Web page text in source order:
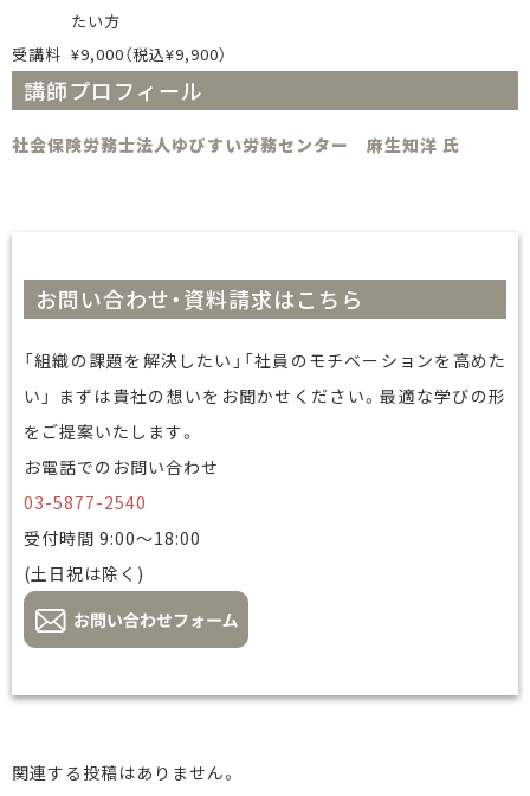
たい方
受講料 ¥9,000（税込¥9,900）
講師プロフィール
社会保険労務士法人ゆびすい労務センター 麻生知洋 氏
お問い合わせ・資料請求はこちら
「組織の課題を解決したい」「社員のモチベーションを高めた
い」 まずは貴社の想いをお聞かせください。最適な学びの形
をご提案いたします。
お電話でのお問い合わせ
03-5877-2540
受付時間 9:00～18:00
(土日祝は除く)
関連する投稿はありません。